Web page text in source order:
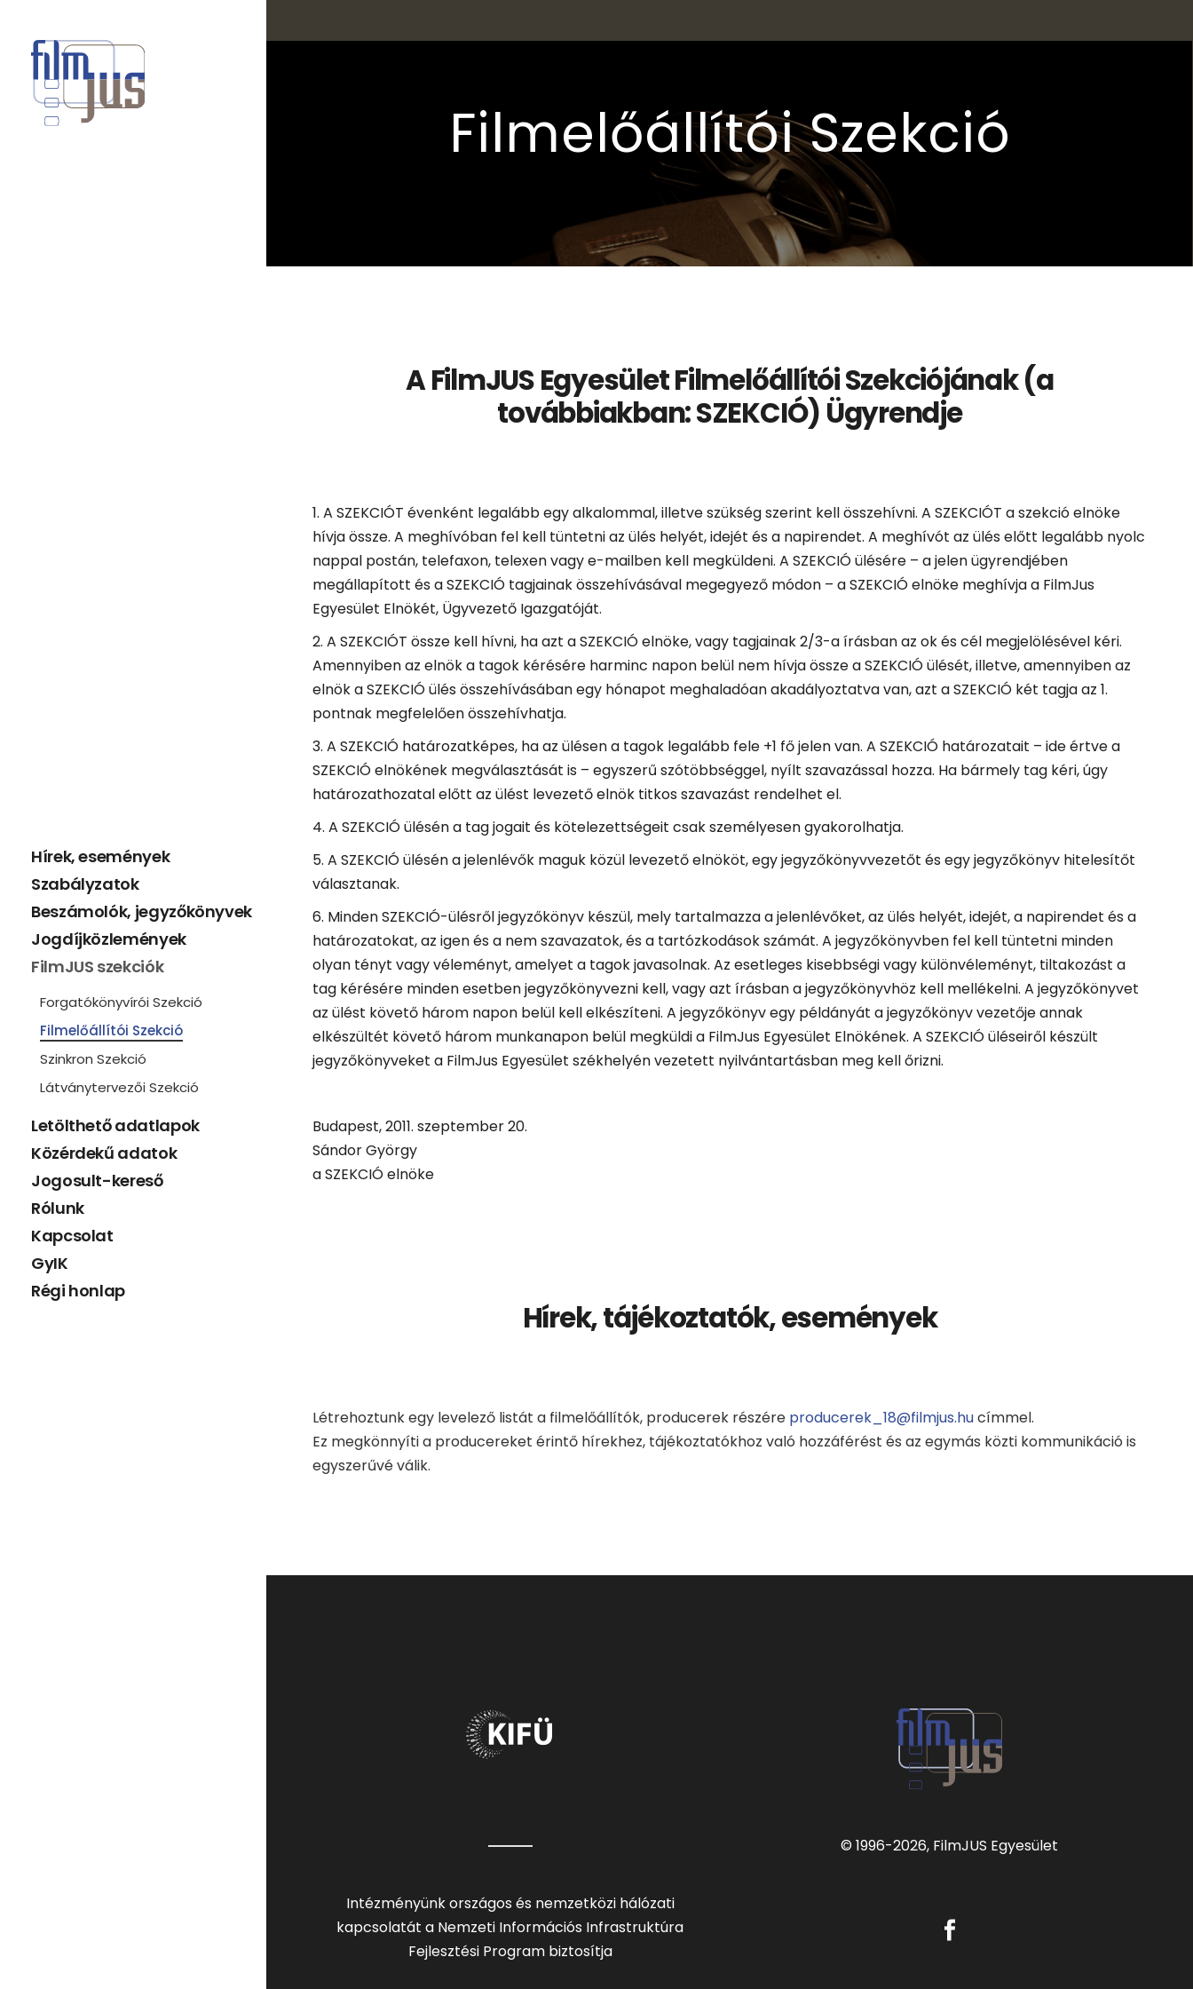
Hírek, események
Szabályzatok
Beszámolók, jegyzőkönyvek
Jogdíjközlemények
FilmJUS szekciók
Forgatókönyvírói Szekció
Filmelőállítói Szekció
Szinkron Szekció
Látványtervezői Szekció
Letölthető adatlapok
Közérdekű adatok
Jogosult-kereső
Rólunk
Kapcsolat
GyIK
Régi honlap
Filmelőállítói Szekció
A FilmJUS Egyesület Filmelőállítói Szekciójának (a
továbbiakban: SZEKCIÓ) Ügyrendje
1. A SZEKCIÓT évenként legalább egy alkalommal, illetve szükség szerint kell összehívni. A SZEKCIÓT a szekció elnöke
hívja össze. A meghívóban fel kell tüntetni az ülés helyét, idejét és a napirendet. A meghívót az ülés előtt legalább nyolc
nappal postán, telefaxon, telexen vagy e-mailben kell megküldeni. A SZEKCIÓ ülésére – a jelen ügyrendjében
megállapított és a SZEKCIÓ tagjainak összehívásával megegyező módon – a SZEKCIÓ elnöke meghívja a FilmJus
Egyesület Elnökét, Ügyvezető Igazgatóját.
2. A SZEKCIÓT össze kell hívni, ha azt a SZEKCIÓ elnöke, vagy tagjainak 2/3-a írásban az ok és cél megjelölésével kéri.
Amennyiben az elnök a tagok kérésére harminc napon belül nem hívja össze a SZEKCIÓ ülését, illetve, amennyiben az
elnök a SZEKCIÓ ülés összehívásában egy hónapot meghaladóan akadályoztatva van, azt a SZEKCIÓ két tagja az 1.
pontnak megfelelően összehívhatja.
3. A SZEKCIÓ határozatképes, ha az ülésen a tagok legalább fele +1 fő jelen van. A SZEKCIÓ határozatait – ide értve a
SZEKCIÓ elnökének megválasztását is – egyszerű szótöbbséggel, nyílt szavazással hozza. Ha bármely tag kéri, úgy
határozathozatal előtt az ülést levezető elnök titkos szavazást rendelhet el.
4. A SZEKCIÓ ülésén a tag jogait és kötelezettségeit csak személyesen gyakorolhatja.
5. A SZEKCIÓ ülésén a jelenlévők maguk közül levezető elnököt, egy jegyzőkönyvvezetőt és egy jegyzőkönyv hitelesítőt
választanak.
6. Minden SZEKCIÓ-ülésről jegyzőkönyv készül, mely tartalmazza a jelenlévőket, az ülés helyét, idejét, a napirendet és a
határozatokat, az igen és a nem szavazatok, és a tartózkodások számát. A jegyzőkönyvben fel kell tüntetni minden
olyan tényt vagy véleményt, amelyet a tagok javasolnak. Az esetleges kisebbségi vagy különvéleményt, tiltakozást a
tag kérésére minden esetben jegyzőkönyvezni kell, vagy azt írásban a jegyzőkönyvhöz kell mellékelni. A jegyzőkönyvet
az ülést követő három napon belül kell elkészíteni. A jegyzőkönyv egy példányát a jegyzőkönyv vezetője annak
elkészültét követő három munkanapon belül megküldi a FilmJus Egyesület Elnökének. A SZEKCIÓ üléseiről készült
jegyzőkönyveket a FilmJus Egyesület székhelyén vezetett nyilvántartásban meg kell őrizni.
Budapest, 2011. szeptember 20.
Sándor György
a SZEKCIÓ elnöke
Hírek, tájékoztatók, események
Létrehoztunk egy levelező listát a filmelőállítók, producerek részére producerek_18@filmjus.hucímmel.
Ez megkönnyíti a producereket érintő hírekhez, tájékoztatókhoz való hozzáférést és az egymás közti kommunikáció is
egyszerűvé válik.
Intézményünk országos és nemzetközi hálózati
kapcsolatát a Nemzeti Információs Infrastruktúra
Fejlesztési Program biztosítja
© 1996-2026, FilmJUS Egyesület